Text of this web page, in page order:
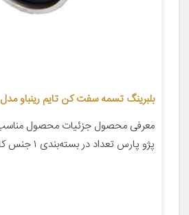
بلبرینگ تسمه سفت کن تایم رینباو مدل P405
پژو پارس تعداد در بسته‌بندی ۱ جنس کالا فلز